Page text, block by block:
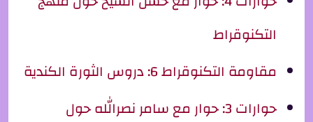
التكنوقراط
مقاومة التكنوقراط 6: دروس الثورة الكندية
حوارات 3: حوار مع سامر نصرالله حول